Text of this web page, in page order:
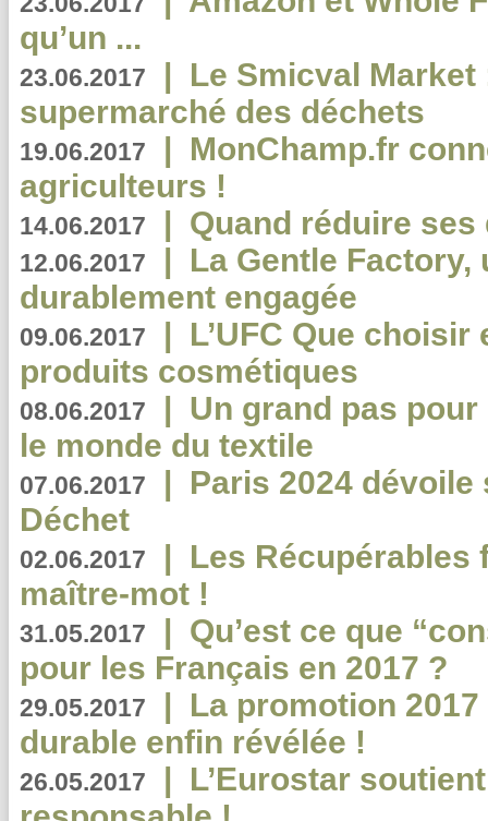
qu’un ...
23.06.2017 | Le Smicval
supermarché des déchets
19.06.2017 | MonChamp.fr
agriculteurs !
14.06.2017 | Quand réduire
12.06.2017 | La Gentle
durablement engagée
09.06.2017 | L’UFC Que
produits cosmétiques
08.06.2017 | Un grand pas
le monde du textile
07.06.2017 | Paris 2024
Déchet
02.06.2017 | Les Récupérables
maître-mot !
31.05.2017 | Qu’est ce que
pour les Français en 2017 ?
29.05.2017 | La promotion
durable enfin révélée !
26.05.2017 | L’Eurostar